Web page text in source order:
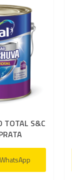
TOTAL S&C